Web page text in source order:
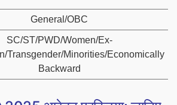
General/OBC
SC/ST/PWD/Women/Ex-
Transgender/Minorities/Economically
Backward